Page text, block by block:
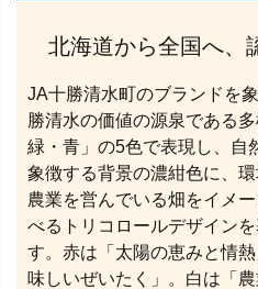
北海道から全国へ、
JA十勝清水町のブランドを
勝清水の価値の源泉である
緑・青」の5色で表現し、自
象徴する背景の濃紺色に、
農業を営んでいる畑をイメ
べるトリコロールデザイン
す。赤は「太陽の恵みと情
味しいぜいたく」。白は「